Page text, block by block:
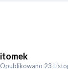
itomek
Opublikowano 23